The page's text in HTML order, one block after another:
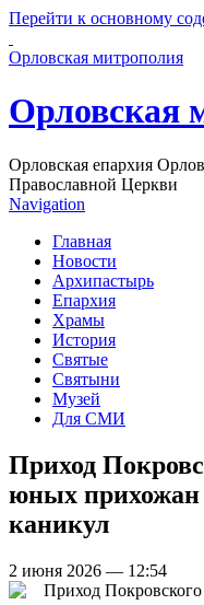
Перейти к основному
Орловская митрополия
Орловская
Орловская епархия
Православной Церкви
Navigation
Главная
Новости
Архипастырь
Епархия
Храмы
История
Святые
Святыни
Музей
Для СМИ
Приход
юных прихожан
каникул
2 июня 2026 — 12:54